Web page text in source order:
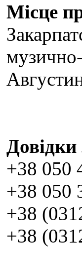
Місце
+38 050
+38 050
+38
+38